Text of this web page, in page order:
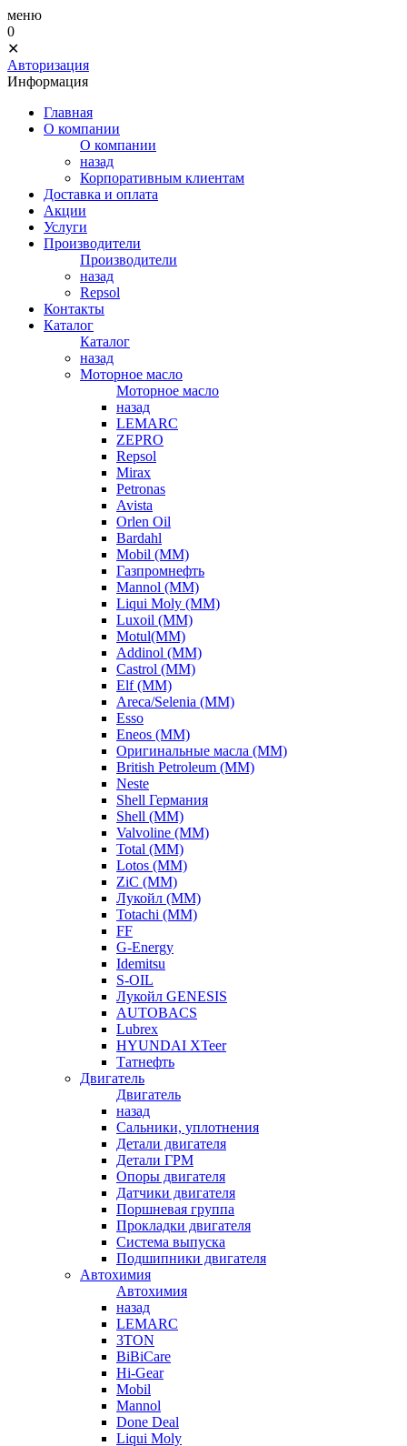
меню
0
✕
Авторизация
Информация
Главная
О компании
О компании
назад
Корпоративным клиентам
Доставка и оплата
Акции
Услуги
Производители
Производители
назад
Repsol
Контакты
Каталог
Каталог
назад
Моторное масло
Моторное масло
назад
LEMARC
ZEPRO
Repsol
Mirax
Petronas
Avista
Orlen Oil
Bardahl
Mobil (ММ)
Газпромнефть
Mannol (ММ)
Liqui Moly (ММ)
Luxoil (ММ)
Motul(ММ)
Addinol (ММ)
Castrol (ММ)
Elf (ММ)
Areca/Selenia (ММ)
Esso
Eneos (ММ)
Оригинальные масла (ММ)
British Petroleum (ММ)
Neste
Shell Германия
Shell (ММ)
Valvoline (ММ)
Total (ММ)
Lotos (ММ)
ZiC (ММ)
Лукойл (ММ)
Totachi (MM)
FF
G-Energy
Idemitsu
S-OIL
Лукойл GENESIS
AUTOBACS
Lubrex
HYUNDAI XTeer
Татнефть
Двигатель
Двигатель
назад
Сальники, уплотнения
Детали двигателя
Детали ГРМ
Опоры двигателя
Датчики двигателя
Поршневая группа
Прокладки двигателя
Система выпуска
Подшипники двигателя
Автохимия
Автохимия
назад
LEMARC
3TON
BiBiCare
Hi-Gear
Mobil
Mannol
Done Deal
Liqui Moly